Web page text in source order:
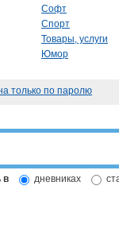
Софт
Спорт
Товары, услуги
Юмор
только по паролю
в дневниках